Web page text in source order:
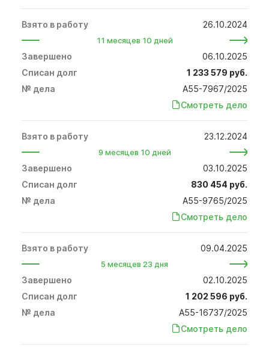
26.10.2024
11 месяцев 10 дней
06.10.2025
1 233 579 руб.
А55-7967/2025
Смотреть дело
23.12.2024
9 месяцев 10 дней
03.10.2025
830 454 руб.
А55-9765/2025
Смотреть дело
09.04.2025
5 месяцев 23 дня
02.10.2025
1 202 596 руб.
А55-16737/2025
Смотреть дело